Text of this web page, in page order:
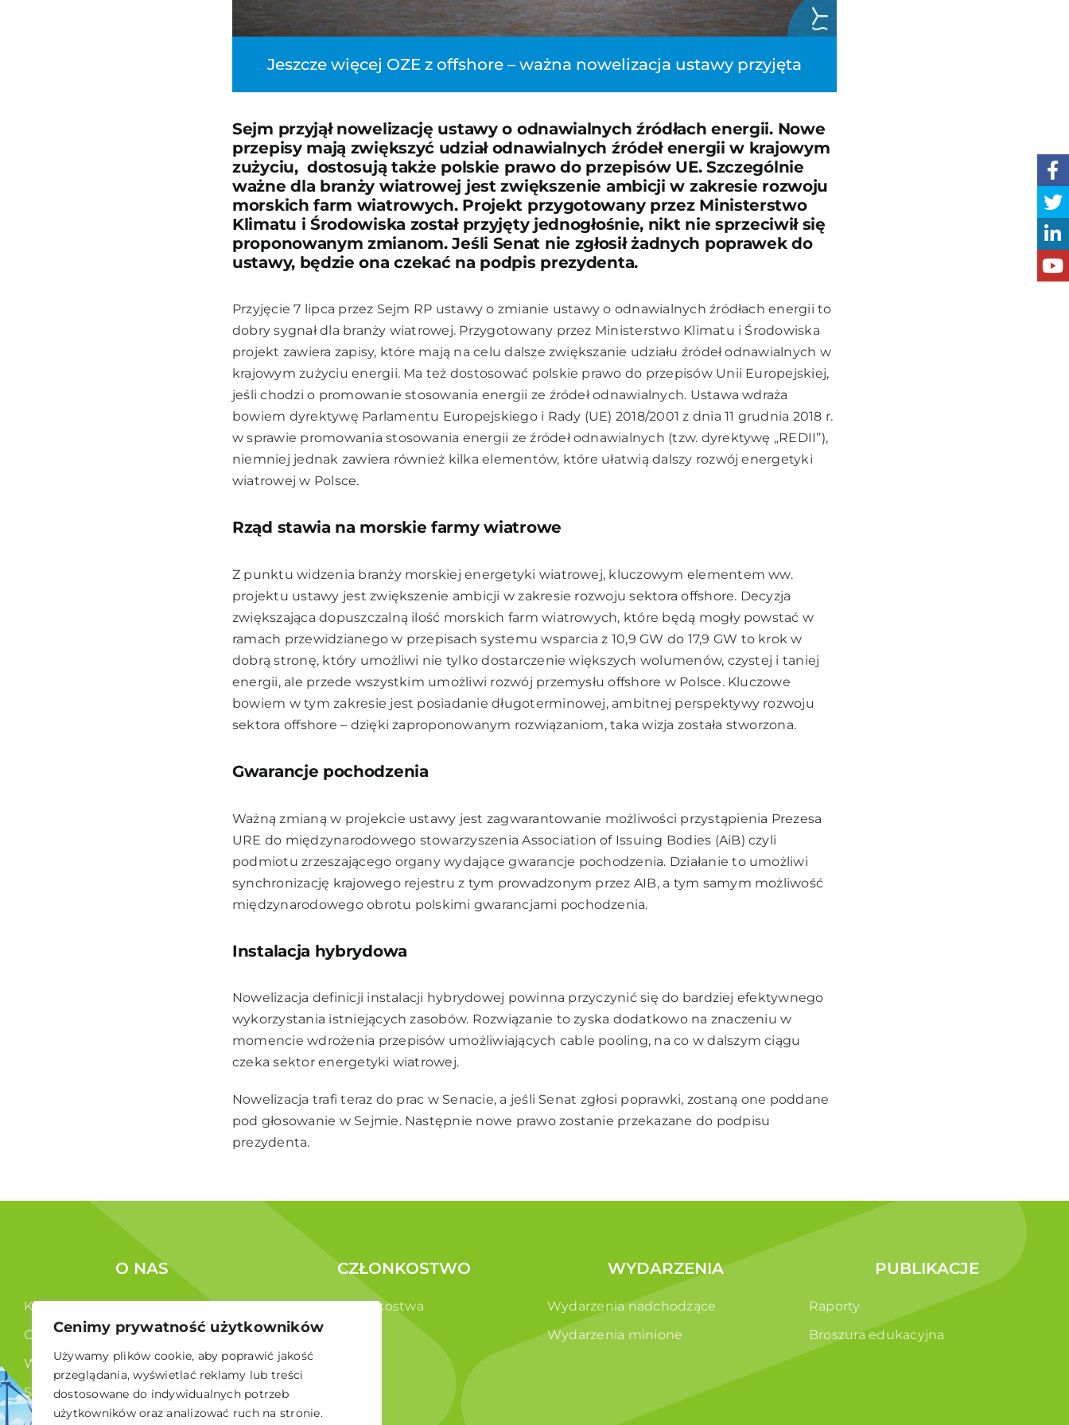
Cenimy prywatność użytkowników
Używamy plików cookie, aby poprawić jakość
przeglądania, wyświetlać reklamy lub treści
dostosowane do indywidualnych potrzeb
użytkowników oraz analizować ruch na stronie.
Jeszcze więcej OZE z offshore – ważna nowelizacja ustawy przyjęta
Sejm przyjął nowelizację ustawy o odnawialnych źródłach energii. Nowe
przepisy mają zwiększyć udział odnawialnych źródeł energii w krajowym
zużyciu, dostosują także polskie prawo do przepisów UE. Szczególnie
ważne dla branży wiatrowej jest zwiększenie ambicji w zakresie rozwoju
morskich farm wiatrowych. Projekt przygotowany przez Ministerstwo
Klimatu i Środowiska został przyjęty jednogłośnie, nikt nie sprzeciwił się
proponowanym zmianom. Jeśli Senat nie zgłosił żadnych poprawek do
ustawy, będzie ona czekać na podpis prezydenta.
Przyjęcie 7 lipca przez Sejm RP ustawy o zmianie ustawy o odnawialnych źródłach energii to
dobry sygnał dla branży wiatrowej. Przygotowany przez Ministerstwo Klimatu i Środowiska
projekt zawiera zapisy, które mają na celu dalsze zwiększanie udziału źródeł odnawialnych w
krajowym zużyciu energii. Ma też dostosować polskie prawo do przepisów Unii Europejskiej,
jeśli chodzi o promowanie stosowania energii ze źródeł odnawialnych. Ustawa wdraża
bowiem dyrektywę Parlamentu Europejskiego i Rady (UE) 2018/2001 z dnia 11 grudnia 2018 r.
w sprawie promowania stosowania energii ze źródeł odnawialnych (tzw. dyrektywę „REDII”),
niemniej jednak zawiera również kilka elementów, które ułatwią dalszy rozwój energetyki
wiatrowej w Polsce.
Rząd stawia na morskie farmy wiatrowe
Z punktu widzenia branży morskiej energetyki wiatrowej, kluczowym elementem ww.
projektu ustawy jest zwiększenie ambicji w zakresie rozwoju sektora offshore. Decyzja
zwiększająca dopuszczalną ilość morskich farm wiatrowych, które będą mogły powstać w
ramach przewidzianego w przepisach systemu wsparcia z 10,9 GW do 17,9 GW to krok w
dobrą stronę, który umożliwi nie tylko dostarczenie większych wolumenów, czystej i taniej
energii, ale przede wszystkim umożliwi rozwój przemysłu offshore w Polsce. Kluczowe
bowiem w tym zakresie jest posiadanie długoterminowej, ambitnej perspektywy rozwoju
sektora offshore – dzięki zaproponowanym rozwiązaniom, taka wizja została stworzona.
Gwarancje pochodzenia
Ważną zmianą w projekcie ustawy jest zagwarantowanie możliwości przystąpienia Prezesa
URE do międzynarodowego stowarzyszenia Association of Issuing Bodies (AiB) czyli
podmiotu zrzeszającego organy wydające gwarancje pochodzenia. Działanie to umożliwi
synchronizację krajowego rejestru z tym prowadzonym przez AIB, a tym samym możliwość
międzynarodowego obrotu polskimi gwarancjami pochodzenia.
Instalacja hybrydowa
Nowelizacja definicji instalacji hybrydowej powinna przyczynić się do bardziej efektywnego
wykorzystania istniejących zasobów. Rozwiązanie to zyska dodatkowo na znaczeniu w
momencie wdrożenia przepisów umożliwiających cable pooling, na co w dalszym ciągu
czeka sektor energetyki wiatrowej.
Nowelizacja trafi teraz do prac w Senacie, a jeśli Senat zgłosi poprawki, zostaną one poddane
pod głosowanie w Sejmie. Następnie nowe prawo zostanie przekazane do podpisu
prezydenta.
O NAS
Kim jesteśmy ?
Co robimy ?
Władze
Statut
RODO
CZŁONKOSTWO
Korzyści członkostwa
Członkowie
WYDARZENIA
Wydarzenia nadchodzące
Wydarzenia minione
PUBLIKACJE
Raporty
Broszura edukacyjna